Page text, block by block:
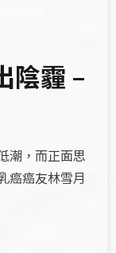
陰霾 –
潮，而正面思
癌癌友林雪月